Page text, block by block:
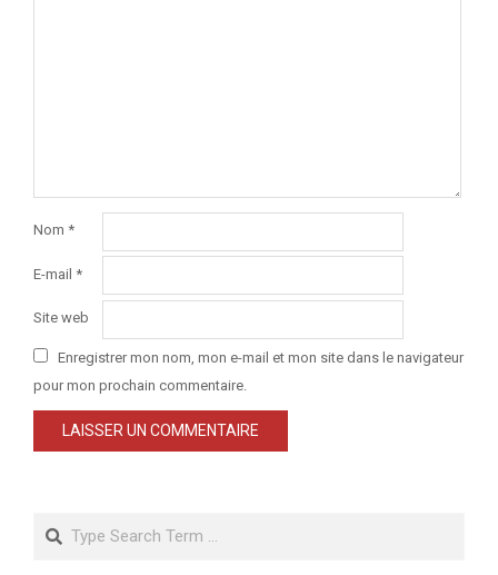
Nom *
E-mail *
Site web
Enregistrer mon nom, mon e-mail et mon site dans le navigateur
pour mon prochain commentaire.